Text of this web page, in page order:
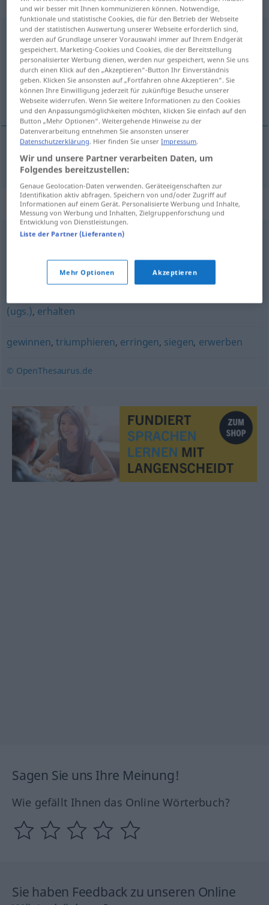
erlangen v/t
Übersicht aller Übersetzungen
(Für mehr Details die Übersetzung anklicken/antippen)
få, nå
få, (upp)nå erlangen
Synonyme für "erlangen"
(ugs.), erhalten
gewinnen, triumphieren, erringen, siegen, erwerben
© OpenThesaurus.de
Sagen Sie uns Ihre Meinung!
Wie gefällt Ihnen das Online Wörterbuch?
Sie haben Feedback zu unseren Online
und wir besser mit Ihnen kommunizieren können. Notwendige,
funktionale und statistische Cookies, die für den Betrieb der Webseite
und der statistischen Auswertung unserer Webseite erforderlich sind,
werden auf Grundlage unserer Vorauswahl immer auf Ihrem Endgerät
gespeichert. Marketing-Cookies und Cookies, die der Bereitstellung
personalisierter Werbung dienen, werden nur gespeichert, wenn Sie uns
durch einen Klick auf den „Akzeptieren“-Button Ihr Einverständnis
geben. Klicken Sie ansonsten auf „Fortfahren ohne Akzeptieren“. Sie
können Ihre Einwilligung jederzeit für zukünftige Besuche unserer
Webseite widerrufen. Wenn Sie weitere Informationen zu den Cookies
und den Anpassungsmöglichkeiten möchten, klicken Sie einfach auf den
Button „Mehr Optionen“. Weitergehende Hinweise zu der
Datenverarbeitung entnehmen Sie ansonsten unserer
Datenschutzerklärung . Hier finden Sie unserImpressum
Wir und unsere Partner verarbeiten Daten, um
Folgendes bereitzustellen:
Genaue Geolocation-Daten verwenden. Geräteeigenschaften zur
Identifikation aktiv abfragen. Speichern von und/oder Zugriff auf
Informationen auf einem Gerät. Personalisierte Werbung und Inhalte,
Messung von Werbung und Inhalten, Zielgruppenforschung und
Entwicklung von Dienstleistungen.
Liste der Partner (Lieferanten)
Mehr Optionen Akzeptieren